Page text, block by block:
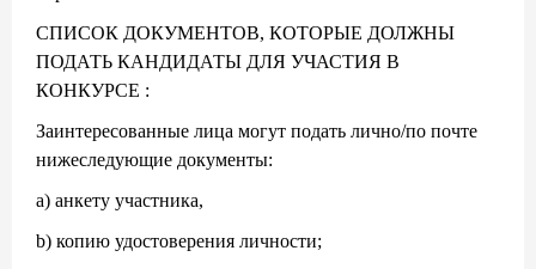
СПИСОК ДОКУМЕНТОВ, КОТОРЫЕ ДОЛЖНЫ
ПОДАТЬ КАНДИДАТЫ ДЛЯ УЧАСТИЯ В
КОНКУРСЕ :
Заинтересованные лица могут подать лично/по почте
нижеследующие документы:
a) анкету участника,
b) копию удостоверения личности;